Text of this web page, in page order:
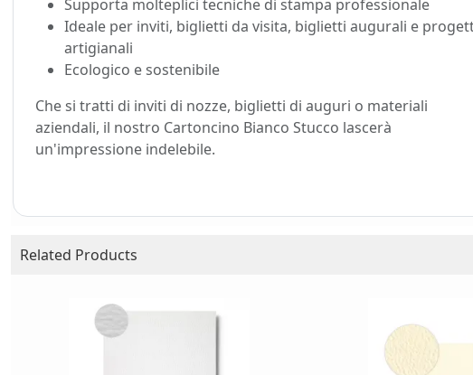
Supporta molteplici tecniche di stampa professionale
Ideale per inviti, biglietti da visita, biglietti augurali e
artigianali
Ecologico e sostenibile
Che si tratti di inviti di nozze, biglietti di auguri o materiali
aziendali, il nostro Cartoncino Bianco Stucco lascerà
un'impressione indelebile.
Related Products